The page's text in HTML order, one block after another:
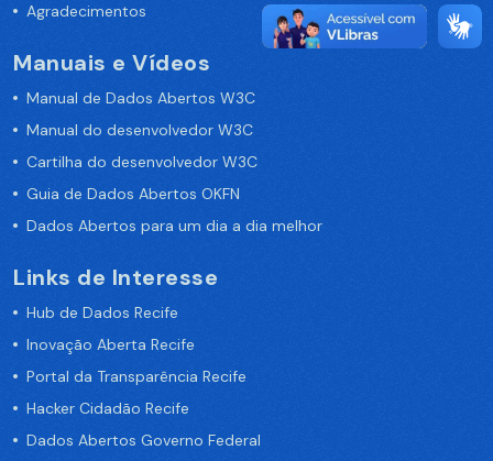
Agradecimentos
Manuais e Vídeos
Manual de Dados Abertos W3C
Manual do desenvolvedor W3C
Cartilha do desenvolvedor W3C
Guia de Dados Abertos OKFN
Dados Abertos para um dia a dia melhor
Links de Interesse
Hub de Dados Recife
Inovação Aberta Recife
Portal da Transparência Recife
Hacker Cidadão Recife
Dados Abertos Governo Federal